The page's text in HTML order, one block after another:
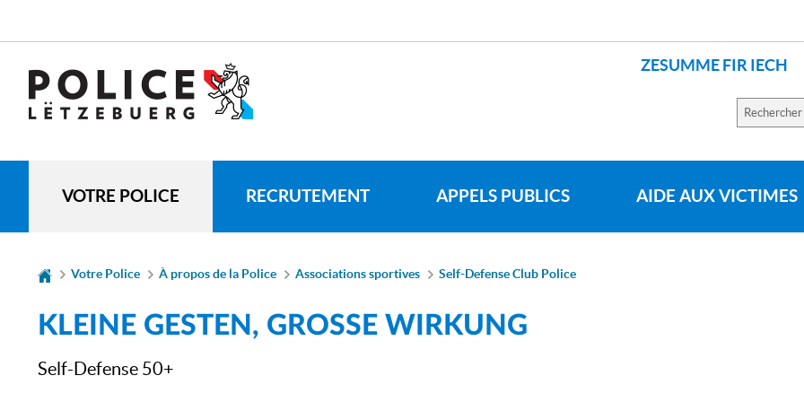
navigation
ZESUMME FIR IECH
WECHSELN
VOTRE POLICE RECRUTEMENT APPELS PUBLICS AIDE AUX VICTIMES
sur
site
Votre Police À propos de la Police Associations sportives Self-Defense Club Police
KLEINE GESTEN, GROSSE WIRKUNG
Self-Defense 50+